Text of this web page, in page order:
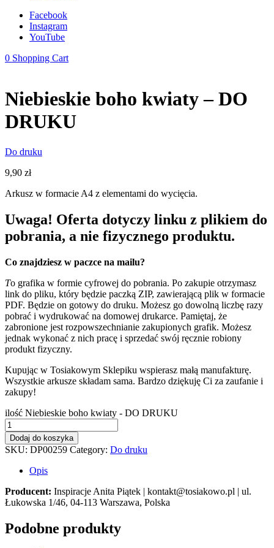
Facebook
Instagram
YouTube
0 Shopping Cart
Niebieskie boho kwiaty – DO
DRUKU
Do druku
9,90 zł
Arkusz w formacie A4 z elementami do wycięcia.
Uwaga! Oferta dotyczy linku z plikiem do
pobrania, a nie fizycznego produktu.
Co znajdziesz w paczce na mailu?
To grafika w formie cyfrowej do pobrania. Po zakupie otrzymasz
link do pliku, który będzie paczką ZIP, zawierającą plik w formacie
PDF. Będzie on gotowy do druku. Możesz go dowolną liczbę razy
pobrać i wydrukować na domowej drukarce. Pamiętaj, że
zabronione jest rozpowszechnianie zakupionych grafik. Możesz
jednak wykonać z nich pracę i sprzedać swój ręcznie robiony
produkt fizyczny.
Kupując w Tosiakowym Sklepiku wspierasz małą manufakturę.
Wszystkie arkusze składam sama. Bardzo dziękuję Ci za zaufanie i
zakupy!
ilość Niebieskie boho kwiaty - DO DRUKU
Dodaj do koszyka
SKU: DP00259 Category: Do druku
Opis
Producent: Inspiracje Anita Piątek | kontakt@tosiakowo.pl | ul.
Łukowska 1/46, 04-113 Warszawa, Polska
Podobne produkty